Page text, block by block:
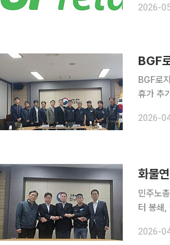
2026-
BGF
BGF로
휴가 추
물연대
2026-
민주노
터 봉쇄,
동부 중
2026-